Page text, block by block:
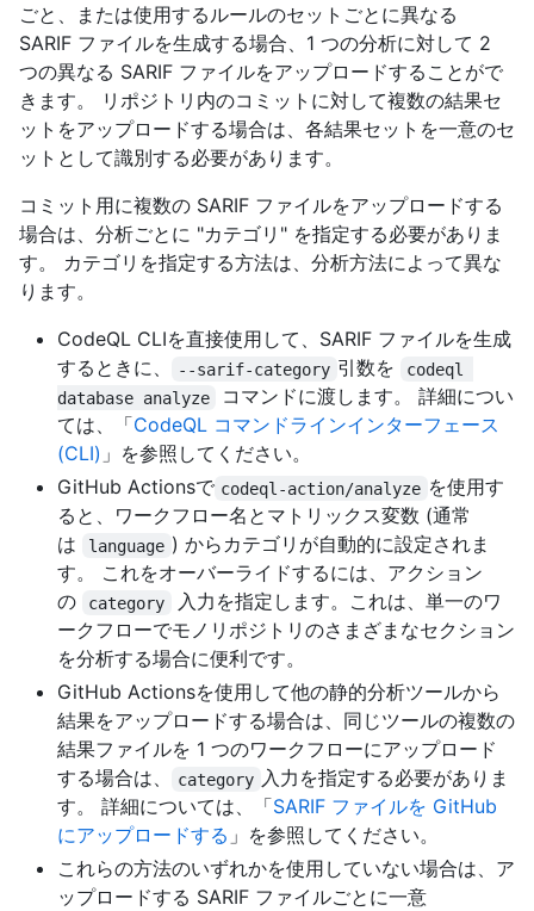
ごと、または使用するルールのセットごとに異なる
SARIF ファイルを生成する場合、1 つの分析に対して 2
つの異なる SARIF ファイルをアップロードすることがで
きます。 リポジトリ内のコミットに対して複数の結果セ
ットをアップロードする場合は、各結果セットを一意のセ
ットとして識別する必要があります。
コミット用に複数の SARIF ファイルをアップロードする
場合は、分析ごとに "カテゴリ" を指定する必要がありま
す。 カテゴリを指定する方法は、分析方法によって異な
ります。
CodeQL CLIを直接使用して、SARIF ファイルを生成
するときに、
--sarif-category 引数を
codeql
database analyze
コマンドに渡します。 詳細につい
ては、「CodeQL コマンドラインインターフェース
(CLI) 」を参照してください。
GitHub Actionsで codeql-action/analyze を使用す
ると、ワークフロー名とマトリックス変数 (通常
は
language ) からカテゴリが自動的に設定されま
す。 これをオーバーライドするには、アクション
の
category
入力を指定します。これは、単一のワ
ークフローでモノリポジトリのさまざまなセクション
を分析する場合に便利です。
GitHub Actionsを使用して他の静的分析ツールから
結果をアップロードする場合は、同じツールの複数の
結果ファイルを 1 つのワークフローにアップロード
する場合は、
category 入力を指定する必要がありま
す。 詳細については、「SARIF ファイルを GitHub
にアップロードする 」を参照してください。
これらの方法のいずれかを使用していない場合は、ア
ップロードする SARIF ファイルごとに一意